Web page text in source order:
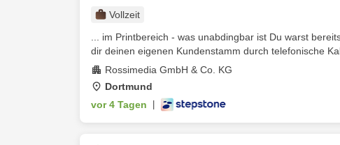
Vollzeit
... im Printbereich - was unabdingbar ist Du warst
dir deinen eigenen Kundenstamm durch telefonische
Rossimedia GmbH & Co. KG
Dortmund
vor 4 Tagen